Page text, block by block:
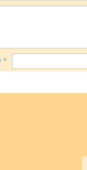
= ۵ بعلاوه ۱